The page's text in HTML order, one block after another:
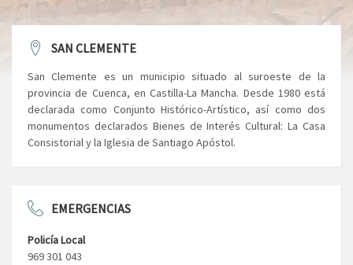
SAN CLEMENTE
San Clemente es un municipio situado al suroeste de la
provincia de Cuenca, en Castilla-La Mancha. Desde 1980 está
declarada como Conjunto Histórico-Artístico, así como dos
monumentos declarados Bienes de Interés Cultural: La Casa
Consistorial y la Iglesia de Santiago Apóstol.
EMERGENCIAS
Policía Local
969 301 043